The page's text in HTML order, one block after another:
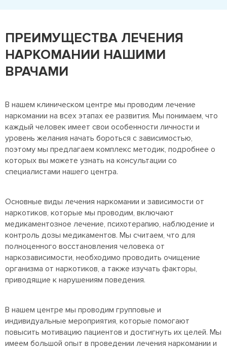
ПРЕИМУЩЕСТВА ЛЕЧЕНИЯ
НАРКОМАНИИ НАШИМИ
ВРАЧАМИ
В нашем клиническом центре мы проводим лечение
наркомании на всех этапах ее развития. Мы понимаем, что
каждый человек имеет свои особенности личности и
уровень желания начать бороться с зависимостью,
поэтому мы предлагаем комплекс методик, подробнее о
которых вы можете узнать на консультации со
специалистами нашего центра.
Основные виды лечения наркомании и зависимости от
наркотиков, которые мы проводим, включают
медикаментозное лечение, психотерапию, наблюдение и
контроль дозы медикаментов. Мы считаем, что для
полноценного восстановления человека от
наркозависимости, необходимо проводить очищение
организма от наркотиков, а также изучать факторы,
приводящие к нарушениям поведения.
В нашем центре мы проводим групповые и
индивидуальные мероприятия, которые помогают
повысить мотивацию пациентов и достигнуть их целей. Мы
имеем большой опыт в проведении лечения наркомании и